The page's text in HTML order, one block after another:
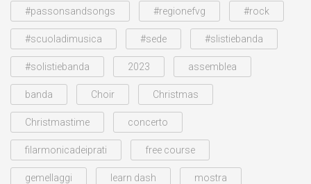
#passonsandsongs #regionefvg #rock
#scuoladimusica #sede #slistiebanda
#solistiebanda 2023 assemblea
banda Choir Christmas
Christmastime concerto
filarmonicadeiprati free course
gemellaggi learn dash mostra